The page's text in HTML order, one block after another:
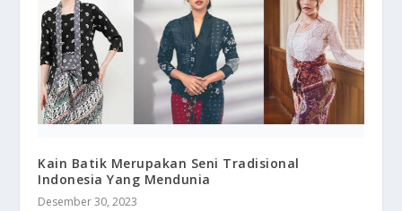
Kain Batik Merupakan Seni Tradisional
Indonesia Yang Mendunia
Desember 30, 2023